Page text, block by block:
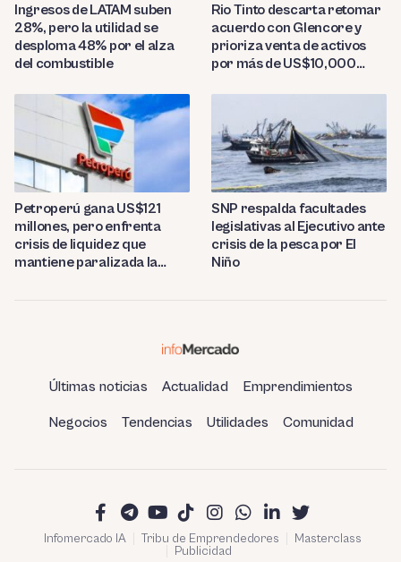
Ingresos de LATAM suben
28%, pero la utilidad se
desploma 48% por el alza
del combustible
Rio Tinto descarta retomar
acuerdo con Glencore y
prioriza venta de activos
por más de US$10,000
Petroperú gana US$121
millones, pero enfrenta
crisis de liquidez que
mantiene paralizada la
SNP respalda facultades
legislativas al Ejecutivo ante
crisis de la pesca por El
Niño
Últimas noticias Actualidad Emprendimientos
Negocios Tendencias Utilidades Comunidad
Infomercado IA Tribu de Emprendedores
Masterclass
Publicidad